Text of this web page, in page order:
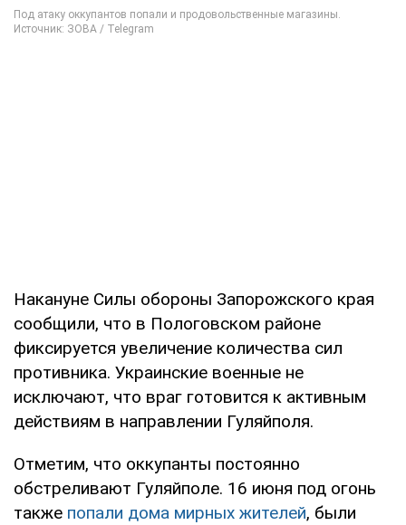
Накануне Силы обороны Запорожского края
сообщили, что в Пологовском районе
фиксируется увеличение количества сил
противника. Украинские военные не
исключают, что враг готовится к активным
действиям в направлении Гуляйполя.
Отметим, что оккупанты постоянно
обстреливают Гуляйполе. 16 июня под огонь
также попали дома мирных жителей, были